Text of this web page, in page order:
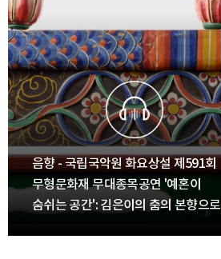
음향 - 국립국악원 화요상설 제591회
무형문화재 무대종목공연 '예혼이
숨쉬는 공간': 김은이의 춤의 본향으로